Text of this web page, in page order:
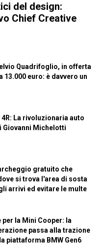
del design:
Chief Creative
Quadrifoglio, in offerta
13.000 euro: è davvero un
4R: La rivoluzionaria auto
Giovanni Michelotti
gratuito che
si trova l'area di sosta
arrivi ed evitare le multe
per la Mini Cooper: la
passa alla trazione
piattaforma BMW Gen6